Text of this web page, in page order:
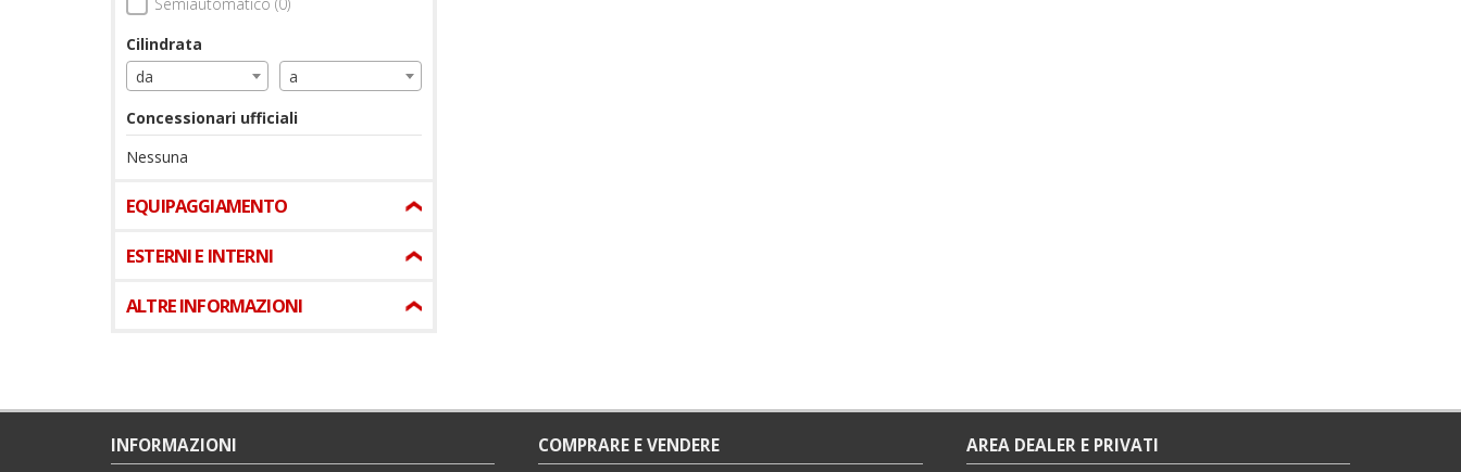
Cilindrata
da
a
Concessionari ufficiali
Nessuna
EQUIPAGGIAMENTO
ESTERNI E INTERNI
ALTRE INFORMAZIONI
INFORMAZIONI
COMPRARE E VENDERE
AREA DEALER E PRIVATI